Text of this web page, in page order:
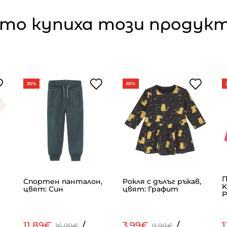
купиха този
30%
Спортен панталон,
цвят: Син
60%
Рокля с дълъг ръкав,
цвят: Графит